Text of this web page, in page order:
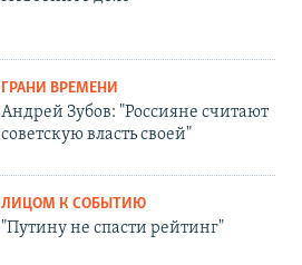
ГРАНИ ВРЕМЕНИ
Андрей Зубов: "Россияне считают
советскую власть своей"
ЛИЦОМ К СОБЫТИЮ
"Путину не спасти рейтинг"